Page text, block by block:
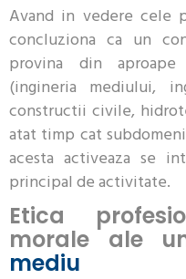
Avand in vedere cele
concluziona ca un
provina din
(ingineria mediului,
constructii civile,
atat timp cat
acesta activeaza se
principal de activitate.
Etica
morale ale
mediu